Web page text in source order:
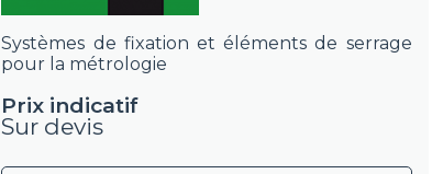
Systèmes de fixation et éléments de serrage
pour la métrologie
Prix indicatif
Sur devis